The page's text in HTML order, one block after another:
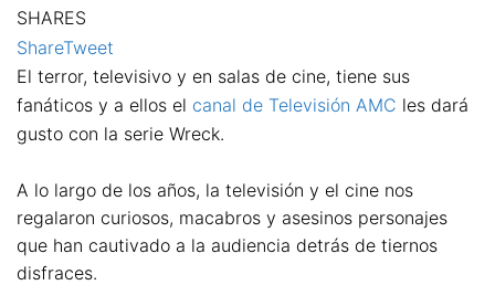
SHARES
ShareTweet
El terror, televisivo y en salas de cine, tiene sus
fanáticos y a ellos el canal de Televisión AMC les dará
gusto con la serie Wreck.
A lo largo de los años, la televisión y el cine nos
regalaron curiosos, macabros y asesinos personajes
que han cautivado a la audiencia detrás de tiernos
disfraces.